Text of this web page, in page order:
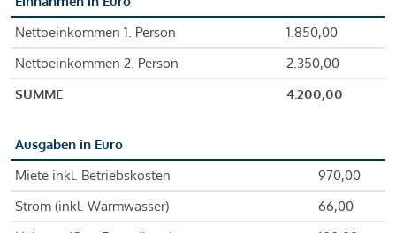
Nettoeinkommen 1. Person
1.850,00
Nettoeinkommen 2. Person
2.350,00
SUMME
4.200,00
Ausgaben in Euro
Miete inkl. Betriebskosten
970,00
Strom (inkl. Warmwasser)
66,00